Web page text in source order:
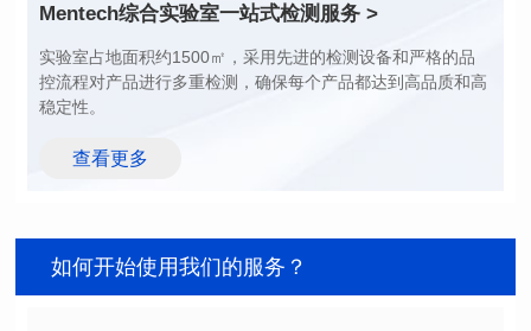
Mentech综合实验室一站式检测服务 >
稳定性。
查看更多
如何开始使用我们的服务？